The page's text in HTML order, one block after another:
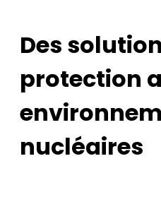
Des
protection
nucléaires